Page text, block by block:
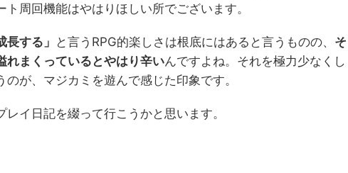
ト周回機能はやはりほしい所でございます。
長する」 と言うRPG的楽しさは根底にはあると言うものの、 そ
れまくっているとやはり辛いんですよね。それを極力少なくし
のが、マジカミを遊んで感じた印象です。
レイ日記を綴って行こうかと思います。